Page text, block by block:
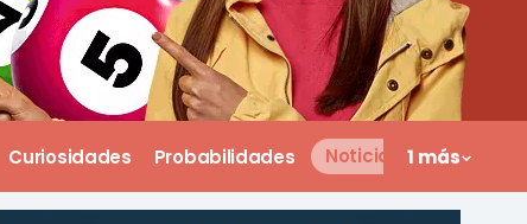
Curiosidades Probabilidades Noticias 1 más